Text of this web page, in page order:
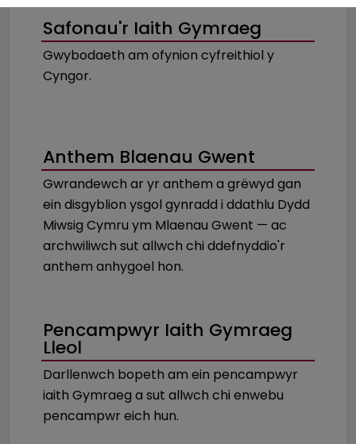
Safonau'r Iaith Gymraeg
Gwybodaeth am ofynion cyfreithiol y
Cyngor.
Anthem Blaenau Gwent
Gwrandewch ar yr anthem a grëwyd gan
ein disgyblion ysgol gynradd i ddathlu Dydd
Miwsig Cymru ym Mlaenau Gwent — ac
archwiliwch sut allwch chi ddefnyddio'r
anthem anhygoel hon.
Pencampwyr Iaith Gymraeg
Lleol
Darllenwch bopeth am ein pencampwyr
iaith Gymraeg a sut allwch chi enwebu
pencampwr eich hun.